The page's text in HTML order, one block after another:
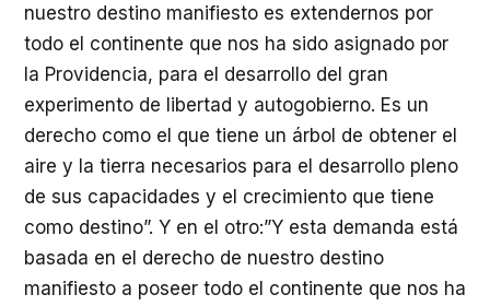
nuestro destino manifiesto es extendernos por
todo el continente que nos ha sido asignado por
la Providencia, para el desarrollo del gran
experimento de libertad y autogobierno. Es un
derecho como el que tiene un árbol de obtener el
aire y la tierra necesarios para el desarrollo pleno
de sus capacidades y el crecimiento que tiene
como destino”. Y en el otro:”Y esta demanda está
basada en el derecho de nuestro destino
manifiesto a poseer todo el continente que nos ha